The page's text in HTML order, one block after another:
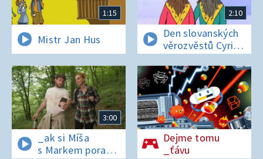
1:15
Mistr Jan Hus
2:10
Den slovanských
věrozvěstů Cyrila
a Metoděje
3:00
_ak si Míša
s Markem poradí
Dejme tomu
_ťávu